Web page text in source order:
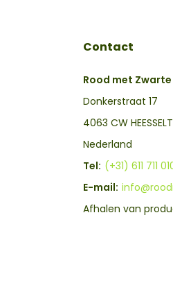
Contact
Rood met
Donkerstraat 17
4063 CW HEESSELT
Nederland
Tel: (+31) 611 711
E-mail:
Afhalen van